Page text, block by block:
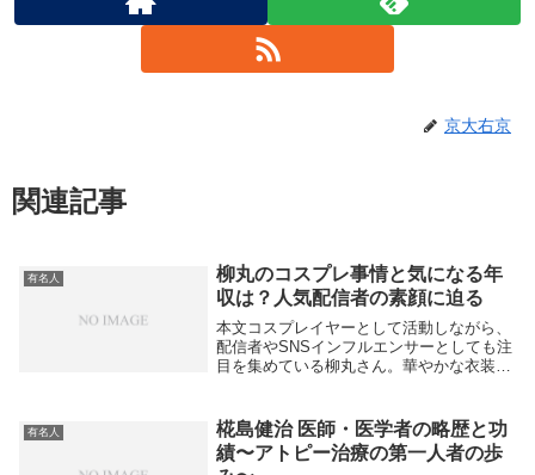
京大右京
関連記事
有名人
柳丸のコスプレ事情と気になる年
収は？人気配信者の素顔に迫る
本文コスプレイヤーとして活動しながら、
配信者やSNSインフルエンサーとしても注
目を集めている柳丸さん。華やかな衣装と
層は国内外に広がっています。では、そん
な彼女の活...
有名人
椛島健治 医師・医学者の略歴と功
績〜アトピー治療の第一人者の歩